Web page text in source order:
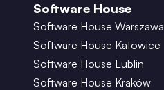
Software House
Software House Warszawa
Software House Katowice
Software House Lublin
Software House Kraków